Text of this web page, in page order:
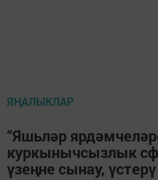
ЯҢАЛЫКЛАР
“Яшьләр
куркынычсызлык
үзеңне сынау, үстерү